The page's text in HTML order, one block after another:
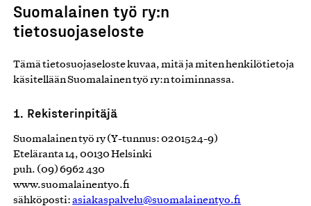
Suomalainen työ ry:n
tietosuojaseloste
Tämä tietosuojaseloste kuvaa, mitä ja miten henkilötietoja
käsitellään Suomalainen työ ry:n toiminnassa.
1. Rekisterinpitäjä
Suomalainen työ ry (Y-tunnus: 0201524-9)
Eteläranta 14, 00130 Helsinki
puh. (09) 6962 430
www.suomalainentyo.fi
sähköposti: asiakaspalvelu@suomalainentyo.fi